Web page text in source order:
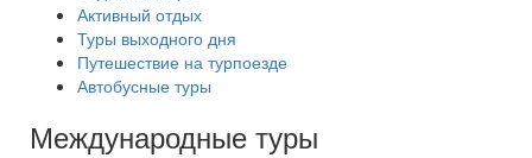
Активный отдых
Туры выходного дня
Путешествие на турпоезде
Автобусные туры
Международные туры